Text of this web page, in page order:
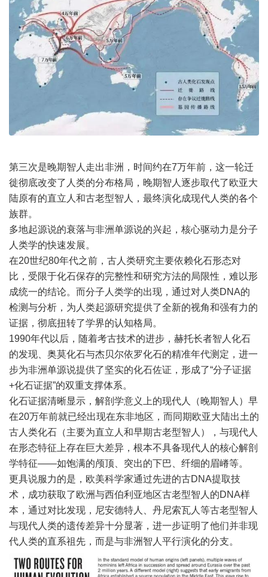
第三次是晚期智人走出非洲，时间约在7万年前，这一轮迁
徙彻底改变了人类的分布格局，晚期智人逐步取代了欧亚大
陆原有的直立人和古老型智人，最终演化成现代人类的各个
族群。
多地起源说的衰落与非洲单源说的兴起，核心驱动力是分子
人类学的快速发展。
在20世纪80年代之前，古人类研究主要依赖化石形态对
比，受限于化石保存的完整性和研究方法的局限性，难以形
成统一的结论。而分子人类学的出现，通过对人类DNA的
检测与分析，为人类起源研究提供了全新的视角和强有力的
证据，彻底扭转了学界的认知格局。
1990年代以后，随着考古技术的进步，赫托长者智人化石
的发现、奥莫化石与杰贝尔依罗化石的精准年代测定，进一
步为非洲单源说提供了坚实的化石佐证，形成了“分子证据
+化石证据”的双重支撑体系。
化石证据清晰显示，解剖学意义上的现代人（晚期智人）早
在20万年前就已经出现在东非地区，而同期欧亚大陆出土的
古人类化石（主要为直立人和早期古老型智人），与现代人
在形态特征上存在巨大差异，根本不具备现代人的核心解剖
学特征——如饱满的颅顶、突出的下巴、纤细的眉嵴等。
更具说服力的是，欧美科学家通过先进的古DNA提取技
术，成功获取了欧洲与西伯利亚地区古老型智人的DNA样
本，通过对比发现，尼安德特人、丹尼索瓦人等古老型智人
与现代人类的遗传差异十分显著，进一步证明了他们并非现
代人类的直系祖先，而是与非洲智人平行演化的分支。